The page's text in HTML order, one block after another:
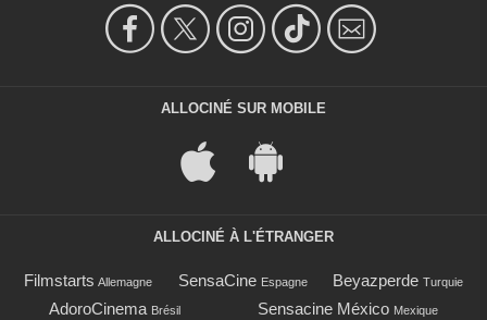
ALLOCINÉ SUR MOBILE
ALLOCINÉ À L'ÉTRANGER
Filmstarts Allemagne SensaCine Espagne Beyazperde Turquie
AdoroCinema Brésil Sensacine México Mexique